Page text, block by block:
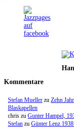
Kommentare
Stefan Mueller zu Zehn
Blaskapellen
chris zu Gunter Hampel,
Stefan zu Günter Lenz